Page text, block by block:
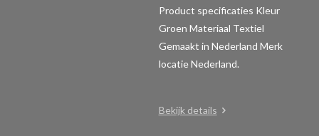
Product specificaties Kleur
Groen Materiaal Textiel
Gemaakt in Nederland Merk
locatie Nederland.
Bekijk details